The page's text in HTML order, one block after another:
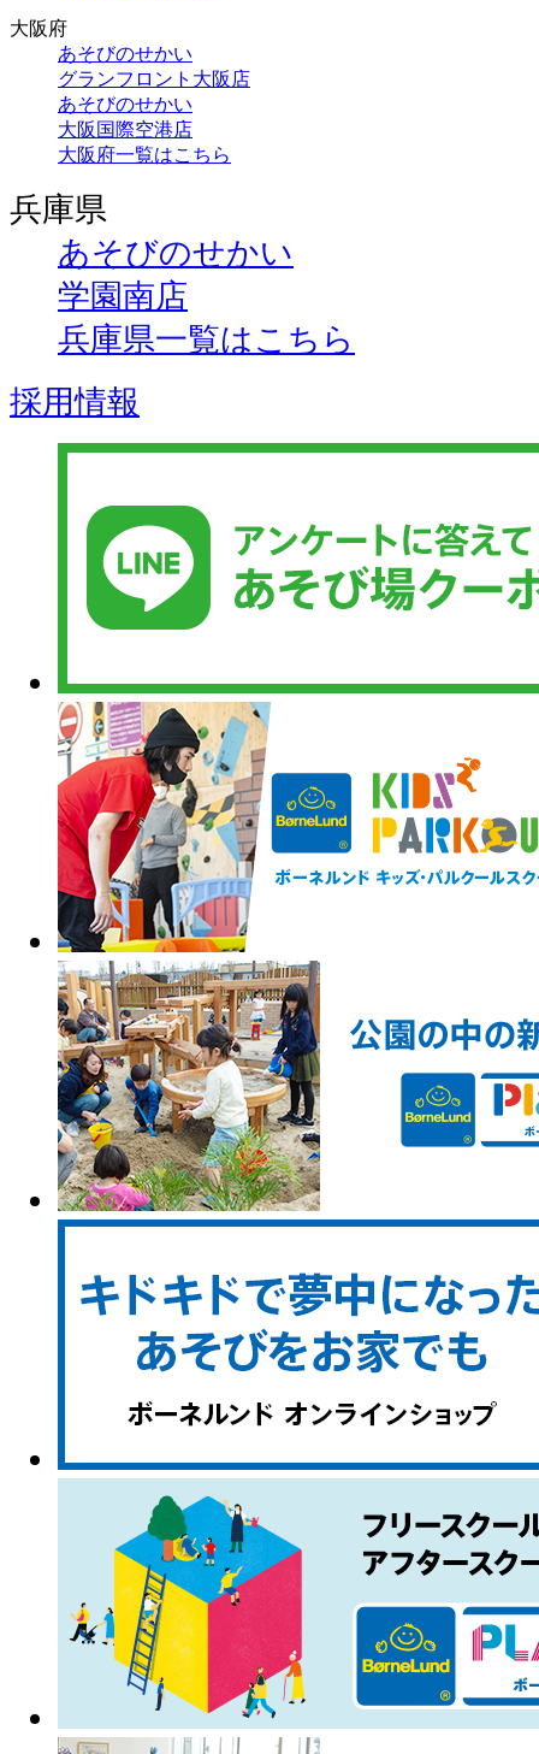
大阪府
あそびのせかい
グランフロント大阪店
あそびのせかい
大阪国際空港店
大阪府一覧はこちら
兵庫県
あそびのせかい
学園南店
兵庫県一覧はこちら
採用情報